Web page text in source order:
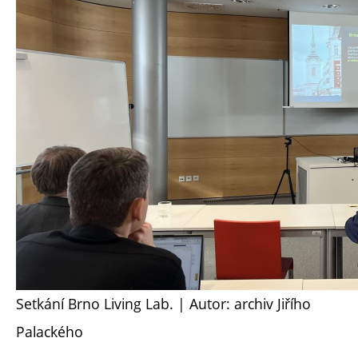
Setkání Brno Living Lab. | Autor: archiv Jiřího
Palackého